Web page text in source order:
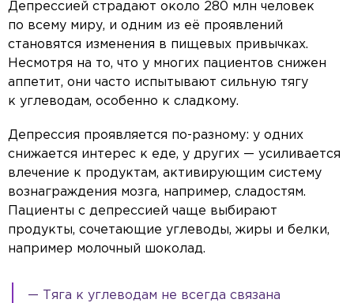
Депрессией страдают около 280 млн человек
по всему миру, и одним из её проявлений
становятся изменения в пищевых привычках.
Несмотря на то, что у многих пациентов снижен
аппетит, они часто испытывают сильную тягу
к углеводам, особенно к сладкому.
Депрессия проявляется по-разному: у одних
снижается интерес к еде, у других — усиливается
влечение к продуктам, активирующим систему
вознаграждения мозга, например, сладостям.
Пациенты с депрессией чаще выбирают
продукты, сочетающие углеводы, жиры и белки,
например молочный шоколад.
— Тяга к углеводам не всегда связана